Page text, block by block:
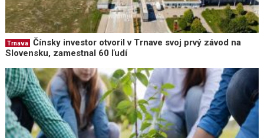
Trnava
Čínsky investor otvoril v Trnave svoj prvý závod na
Slovensku, zamestnal 60 ľudí